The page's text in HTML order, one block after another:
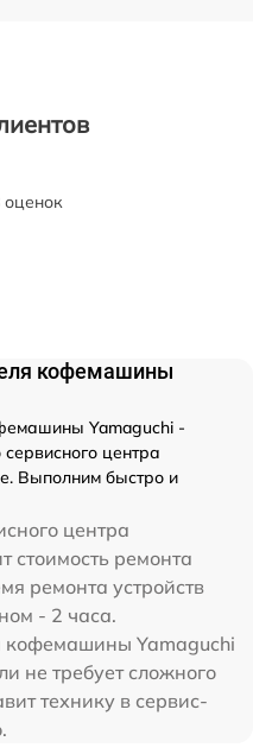
оценок
кофемашины
Yamaguchi -
центра
Выполним быстро и
центра
стоимость ремонта
ремонта устройств
- 2 часа.
кофемашины Yamaguchi
не требует сложного
технику в сервис-